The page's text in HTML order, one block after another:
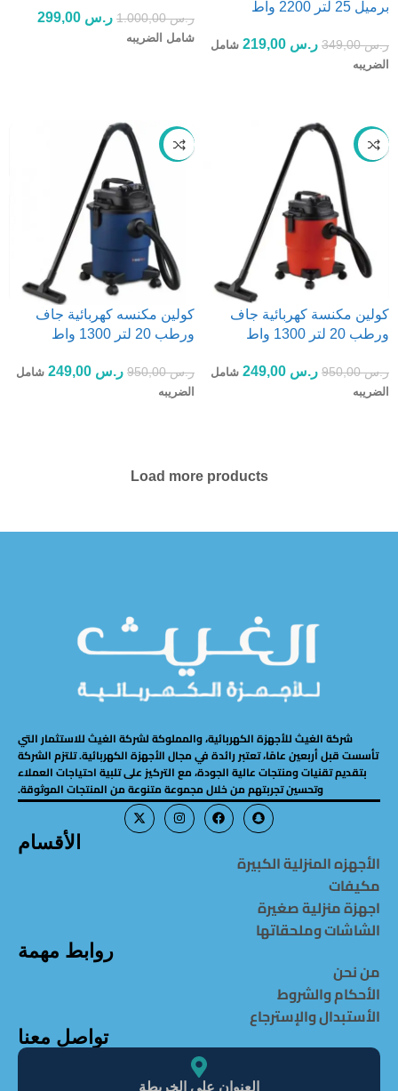
برميل 25 لتر 2200 واط
ر.س349,00 ر.س
شامل
الضريبه
ر.س1.000,00 ر.س
شامل الضريبه
-74%
كولين مكنسة كهربائية جاف
ورطب 20 لتر 1300 واط
ر.س950,00 ر.س
شامل
الضريبه
-74%
كولين مكنسه كهربائية جاف
ورطب 20 لتر 1300 واط
ر.س950,00 ر.س
شامل
الضريبه
Load more products
شركة الغيث للأجهزة الكهربائية، والمملوكة لشركة الغيث للاستثمار التي
تأسست قبل أربعين عامًا، تعتبر رائدة في مجال الأجهزة الكهربائية. تلتزم الشركة
بتقديم تقنيات ومنتجات عالية الجودة، مع التركيز على تلبية احتياجات العملاء
وتحسين تجربتهم من خلال مجموعة متنوعة من المنتجات الموثوقة.
الأقسام
الأجهزه المنزلية الكبيرة
مكيفات
اجهزة منزلية صغيرة
الشاشات وملحقاتها
روابط مهمة
من نحن
الأحكام والشروط
الأستبدال والإسترجاع
تواصل معنا
العنوان على الخريطة